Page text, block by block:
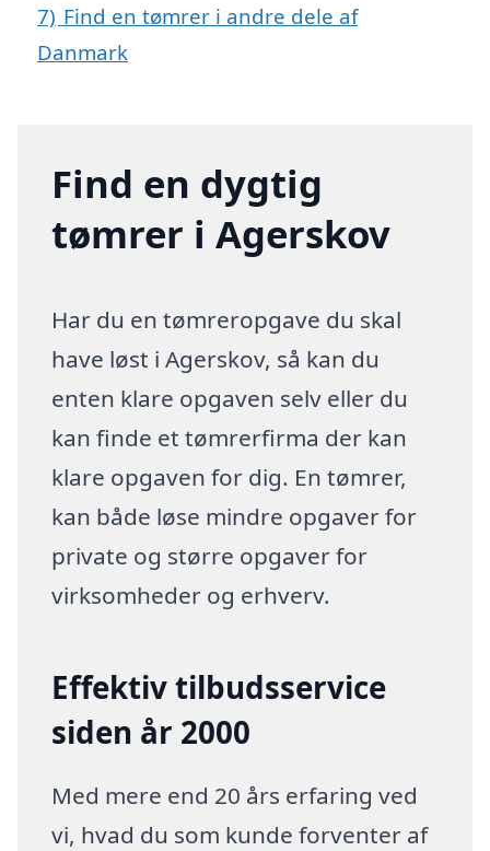
7) Find en tømrer i andre dele af
Danmark
Find en dygtig
tømrer i Agerskov
Har du en tømreropgave du skal
have løst i Agerskov, så kan du
enten klare opgaven selv eller du
kan finde et tømrerfirma der kan
klare opgaven for dig. En tømrer,
kan både løse mindre opgaver for
private og større opgaver for
virksomheder og erhverv.
Effektiv tilbudsservice
siden år 2000
Med mere end 20 års erfaring ved
vi, hvad du som kunde forventer af